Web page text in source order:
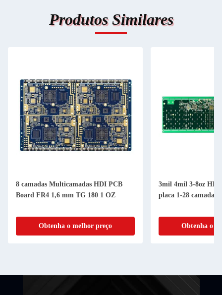
Produtos Similares
8 camadas Multicamadas HDI PCB
Board FR4 1,6 mm TG 180 1 OZ
Obtenha o melhor preço
3mil 4mil 3-8oz HDI
placa 1-28 camadas
Obtenha o